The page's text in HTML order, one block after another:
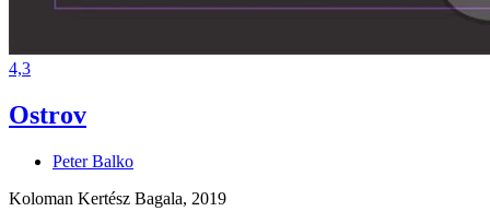
4,3
Ostrov
Peter Balko
Koloman Kertész Bagala, 2019